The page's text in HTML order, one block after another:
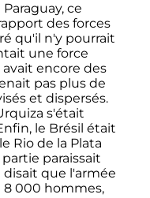
ce
des forces
qu'il n'y pourrait
une force
avait encore des
pas plus de
et dispersés.
s'était
le Brésil était
Rio de la Plata
partie paraissait
que l'armée
8 000 hommes,